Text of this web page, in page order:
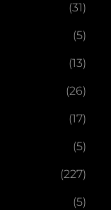
(31)
(5)
(13)
(26)
(17)
(5)
(227)
(5)